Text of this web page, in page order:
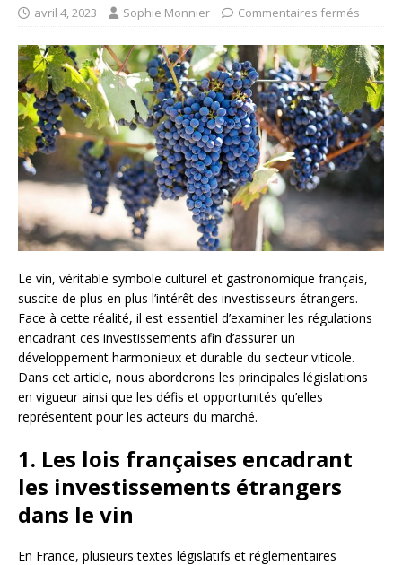
avril 4, 2023 Sophie Monnier Commentaires fermés
Le vin, véritable symbole culturel et gastronomique français,
suscite de plus en plus l’intérêt des investisseurs étrangers.
Face à cette réalité, il est essentiel d’examiner les régulations
encadrant ces investissements afin d’assurer un
développement harmonieux et durable du secteur viticole.
Dans cet article, nous aborderons les principales législations
en vigueur ainsi que les défis et opportunités qu’elles
représentent pour les acteurs du marché.
1. Les lois françaises encadrant
les investissements étrangers
dans le vin
En France, plusieurs textes législatifs et réglementaires